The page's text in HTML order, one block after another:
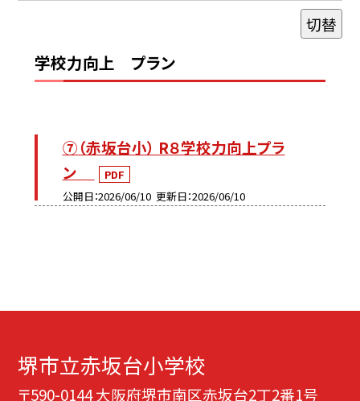
学校力向上 プラン
⑦（赤坂台小） R８学校力向上プラ
ン
PDF
公開日 2026/06/10 更新日 2026/06/10
切替
堺市立赤坂台小学校
〒590-0144 大阪府堺市南区赤坂台2丁2番1号